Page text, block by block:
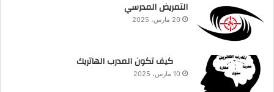
التمريض المدرسي
20 مارس، 2025
كيف تكون المدرب الهاتريك
10 مارس، 2025